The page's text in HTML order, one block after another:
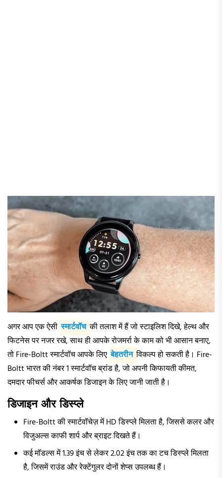
अगर आप एक ऐसी स्मार्टवॉच की तलाश में हैं जो स्टाइलिश दिखे, हेल्थ और
फिटनेस पर नजर रखे, साथ ही आपके रोजमर्रा के काम को भी आसान बनाए,
तो Fire-Boltt स्मार्टवॉच आपके लिए बेहतरीन विकल्प हो सकती है। Fire-
Boltt भारत की नंबर 1 स्मार्टवॉच ब्रांड है, जो अपनी किफायती कीमत,
दमदार फीचर्स और आकर्षक डिजाइन के लिए जानी जाती है।
डिजाइन और डिस्प्ले
Fire-Boltt की स्मार्टवॉचेज़ में HD डिस्प्ले मिलता है, जिससे कलर और
विजुअल्स काफी शार्प और ब्राइट दिखते हैं।
कई मॉडल्स में 1.39 इंच से लेकर 2.02 इंच तक का टच डिस्प्ले मिलता
है, जिसमें राउंड और रेक्टेंगुलर दोनों शेप्स उपलब्ध हैं।